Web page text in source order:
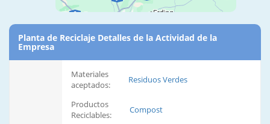
Planta de Reciclaje Detalles de la Actividad de la
Empresa
Materiales
aceptados:
Residuos Verdes
Productos
Reciclables:
Compost